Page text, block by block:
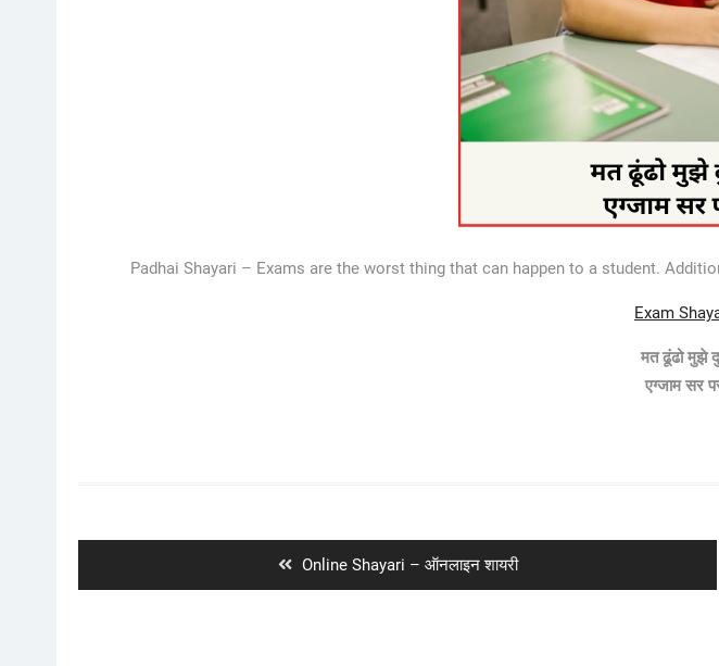
Padhai Shayari – Exams are the worst thing that can happen to a student.
Exam
मत ढूंढो मुझे
एग्जाम सर
Previous
post:
Online Shayari – ऑनलाइन शायरी